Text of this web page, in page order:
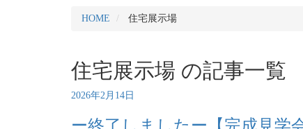
HOME 住宅展示場
住宅展示場 の記事一覧
2026年2月14日